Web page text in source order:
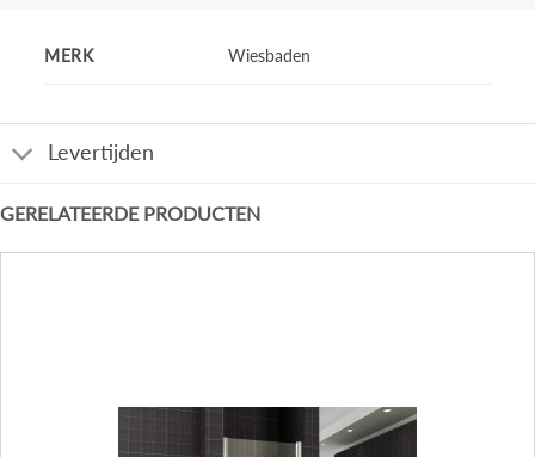
MERK Wiesbaden
Levertijden
GERELATEERDE PRODUCTEN